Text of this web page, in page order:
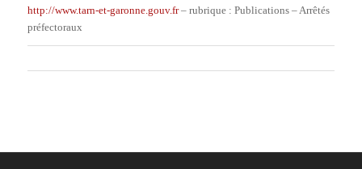
http://www.tarn-et-garonne. gouv.fr– rubrique : Publications – Arrêtés
préfectoraux